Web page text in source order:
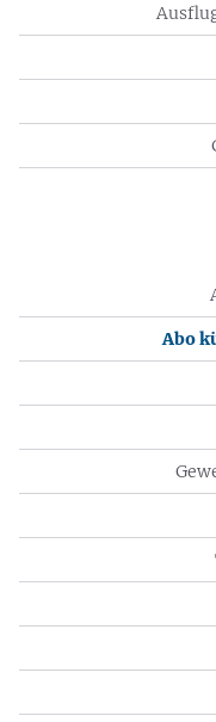
Abo